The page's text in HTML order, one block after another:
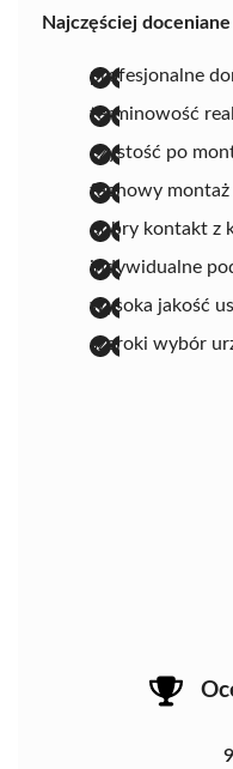
Najczęściej
profesjonalne
terminowość
czystość po
fachowy montaż
dobry kontakt z
indywidualne
wysoka jakość
szeroki wybór